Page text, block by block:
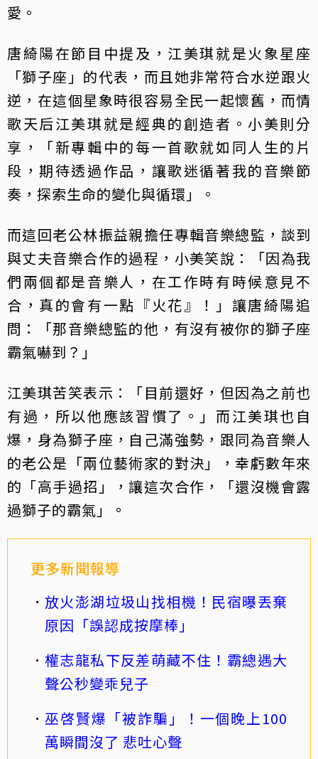
愛。
唐綺陽在節目中提及，江美琪就是火象星座
「獅子座」的代表，而且她非常符合水逆跟火
逆，在這個星象時很容易全民一起懷舊，而情
歌天后江美琪就是經典的創造者。小美則分
享，「新專輯中的每一首歌就如同人生的片
段，期待透過作品，讓歌迷循著我的音樂節
奏，探索生命的變化與循環」。
而這回老公林振益親擔任專輯音樂總監，談到
與丈夫音樂合作的過程，小美笑說：「因為我
們兩個都是音樂人，在工作時有時候意見不
合，真的會有一點『火花』！」讓唐綺陽追
問：「那音樂總監的他，有沒有被你的獅子座
霸氣嚇到？」
江美琪苦笑表示：「目前還好，但因為之前也
有過，所以他應該習慣了。」而江美琪也自
爆，身為獅子座，自己滿強勢，跟同為音樂人
的老公是「兩位藝術家的對決」，幸虧數年來
的「高手過招」，讓這次合作，「還沒機會露
過獅子的霸氣」。
更多新聞報導
放火澎湖垃圾山找相機！民宿曝丟棄
原因「誤認成按摩棒」
權志龍私下反差萌藏不住！霸總遇大
聲公秒變乖兒子
巫啓賢爆「被詐騙」！一個晚上100
萬瞬間沒了 悲吐心聲